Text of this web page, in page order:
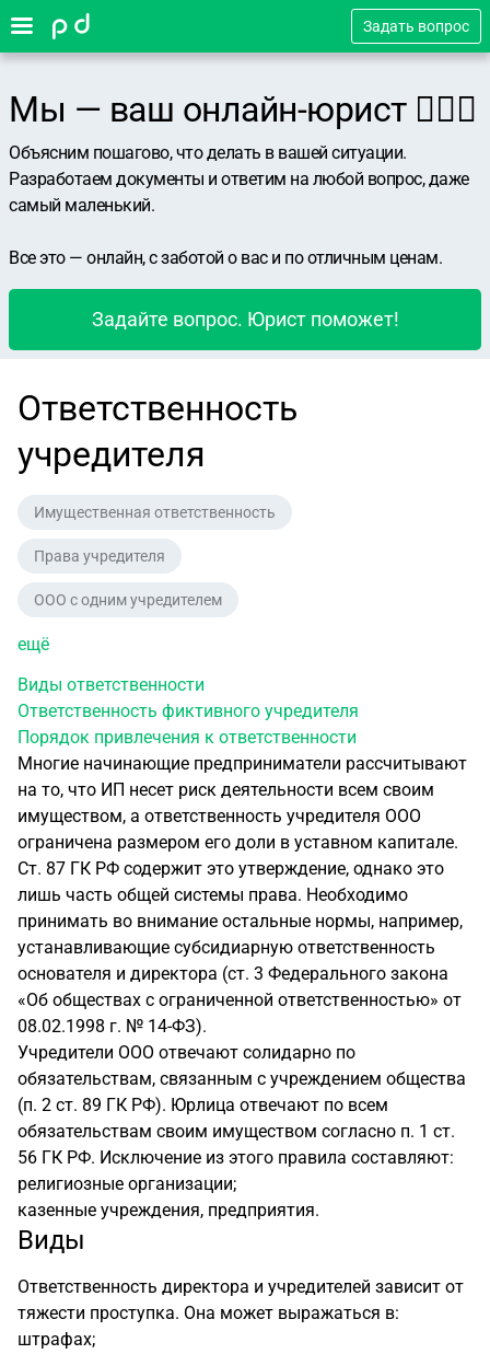
Задать вопрос
Мы — ваш онлайн-юрист 👨🏻‍⚖️
Объясним пошагово, что делать в вашей ситуации.
Разработаем документы и ответим на любой вопрос, даже
самый маленький.
Все это — онлайн, с заботой о вас и по отличным ценам.
Задайте вопрос. Юрист поможет!
Ответственность
учредителя
Имущественная ответственность
Права учредителя
ООО с одним учредителем
ещё
Виды ответственности
Ответственность фиктивного учредителя
Порядок привлечения к ответственности
Многие начинающие предприниматели рассчитывают
на то, что ИП несет риск деятельности всем своим
имуществом, а ответственность учредителя ООО
ограничена размером его доли в уставном капитале.
Ст. 87 ГК РФ содержит это утверждение, однако это
лишь часть общей системы права. Необходимо
принимать во внимание остальные нормы, например,
устанавливающие субсидиарную ответственность
основателя и директора (ст. 3 Федерального закона
«Об обществах с ограниченной ответственностью» от
08.02.1998 г. № 14-ФЗ).
Учредители ООО отвечают солидарно по
обязательствам, связанным с учреждением общества
(п. 2 ст. 89 ГК РФ). Юрлица отвечают по всем
обязательствам своим имуществом согласно п. 1 ст.
56 ГК РФ. Исключение из этого правила составляют:
религиозные организации;
казенные учреждения, предприятия.
Виды
Ответственность директора и учредителей зависит от
тяжести проступка. Она может выражаться в:
штрафах;